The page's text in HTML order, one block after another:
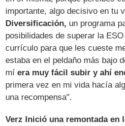
importante, algo decisivo en tu
Diversificación, un programa
posibilidades de superar la
currículo para que les cueste
estaba en el peldaño más bajo
míera muy fácil subir y ahí
primera vez en mi vida hacía
una recompensa".
Verz Inició una remontada